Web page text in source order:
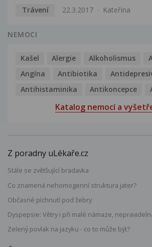
Trávení
22.3.2017 Kateřina
NEMOCI
Kašel Alergie Alkoholismus
Angína
Antibiotika
Antihistaminika
Antikoncepce
Katalog nemocí a
Z poradny uLékaře.cz
Stále se zvětšující bradavka
Co znamená nehomogenní struktura jater?
Občasné píchnutí pod žebry
Dyspepsie: Větry i při malé námaze,
Zelený povlak na jazyku - co to může být?